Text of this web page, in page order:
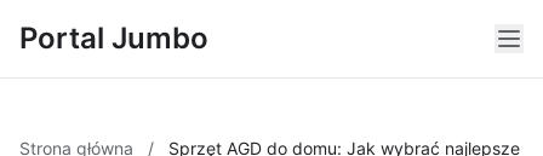
Portal Jumbo
Strona główna /
Sprzęt AGD do domu: Jak wybrać najlepsze